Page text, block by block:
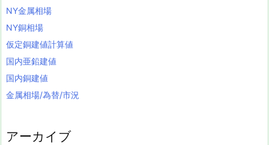
NY金属相場
NY銅相場
仮定銅建値計算値
国内亜鉛建値
国内銅建値
金属相場/為替/市況
アーカイブ